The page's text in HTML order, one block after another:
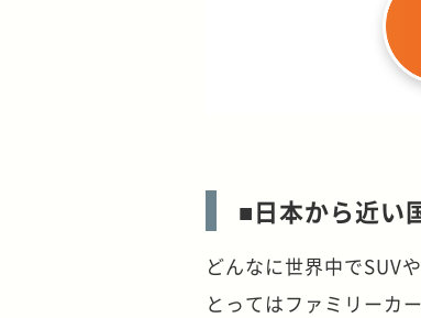
■日本から近い
どんなに世界中でSUV
とってはファミリーカ